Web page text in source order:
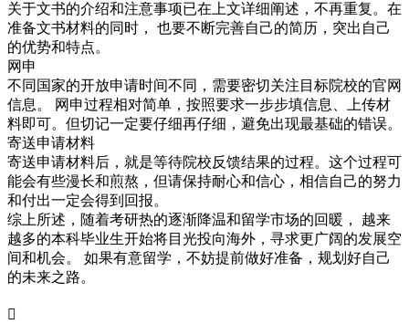
关于文书的介绍和注意事项已在上文详细阐述，不再重复。在
准备文书材料的同时， 也要不断完善自己的简历，突出自己
的优势和特点。
网申
不同国家的开放申请时间不同，需要密切关注目标院校的官网
信息。 网申过程相对简单，按照要求一步步填信息、上传材
料即可。但切记一定要仔细再仔细，避免出现最基础的错误。
寄送申请材料
寄送申请材料后，就是等待院校反馈结果的过程。这个过程可
能会有些漫长和煎熬，但请保持耐心和信心，相信自己的努力
和付出一定会得到回报。
综上所述，随着考研热的逐渐降温和留学市场的回暖， 越来
越多的本科毕业生开始将目光投向海外，寻求更广阔的发展空
间和机会。 如果有意留学，不妨提前做好准备，规划好自己
的未来之路。
